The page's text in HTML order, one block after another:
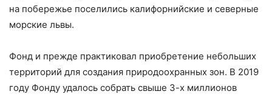
на побережье поселились калифорнийские и северные
морские львы.
Фонд и прежде практиковал приобретение небольших
территорий для создания природоохранных зон. В 2019
году Фонду удалось собрать свыше 3-х миллионов